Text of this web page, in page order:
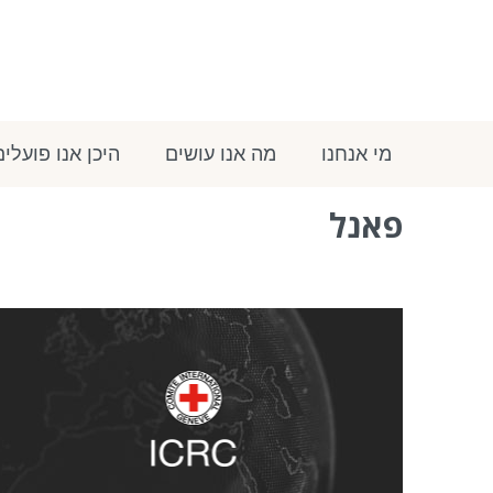
מי אנחנו מה אנו עושים היכן אנו
פאנל